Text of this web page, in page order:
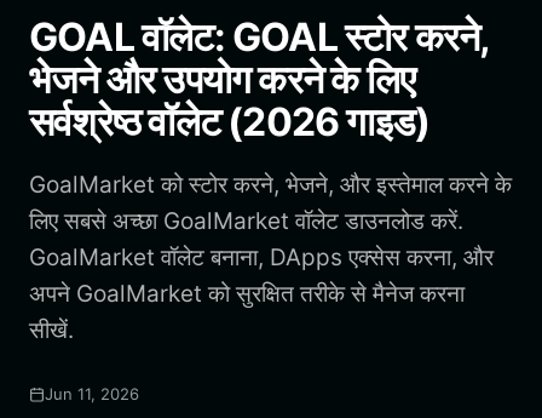
Português (Portugal)
Bahasa Indonesia
ภาษาไทย
Português (Brasil)
Español (Argentina)
GOAL वॉलेट: GOAL स्टोर करने,
भेजने और उपयोग करने के लिए
सर्वश्रेष्ठ वॉलेट (2026 गाइड)
GoalMarket को स्टोर करने, भेजने, और इस्तेमाल करने के
लिए सबसे अच्छा GoalMarket वॉलेट डाउनलोड करें.
GoalMarket वॉलेट बनाना, DApps एक्सेस करना, और
अपने GoalMarket को सुरक्षित तरीके से मैनेज करना
सीखें.
Jun 11, 2026